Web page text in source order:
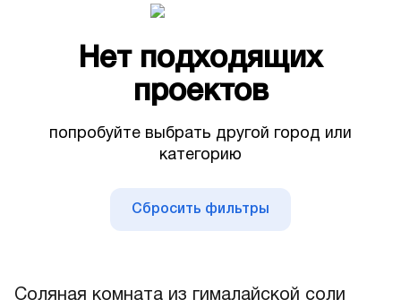
Санкт-Петербург
Нет подходящих
проектов
попробуйте выбрать другой город или
категорию
Сбросить фильтры
Соляная комната из гималайской соли